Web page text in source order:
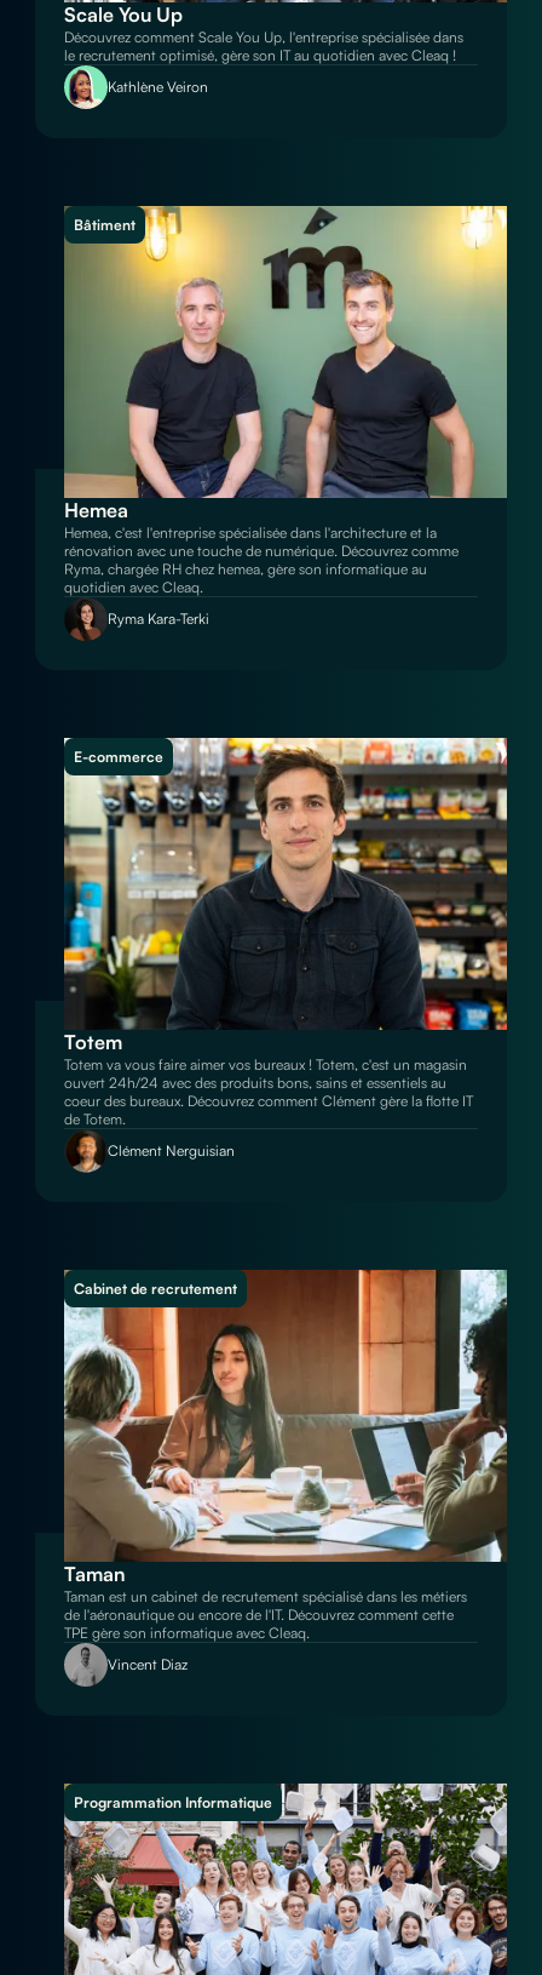
Scale You Up
Découvrez comment Scale You Up, l'entreprise spécialisée dans
le recrutement optimisé, gère son IT au quotidien avec Cleaq !
Kathlène Veiron
Bâtiment
Hemea
Hemea, c'est l'entreprise spécialisée dans l'architecture et la
rénovation avec une touche de numérique. Découvrez comme
Ryma, chargée RH chez hemea, gère son informatique au
quotidien avec Cleaq.
Ryma Kara-Terki
E-commerce
Totem
Totem va vous faire aimer vos bureaux ! Totem, c'est un magasin
ouvert 24h/24 avec des produits bons, sains et essentiels au
coeur des bureaux. Découvrez comment Clément gère la flotte IT
de Totem.
Clément Nerguisian
Cabinet de recrutement
Taman
Taman est un cabinet de recrutement spécialisé dans les métiers
de l'aéronautique ou encore de l'IT. Découvrez comment cette
TPE gère son informatique avec Cleaq.
Vincent Diaz
Programmation Informatique